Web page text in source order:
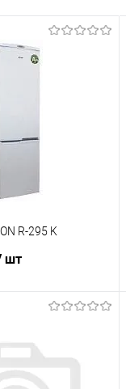
R-295 K
шт
К сравнению